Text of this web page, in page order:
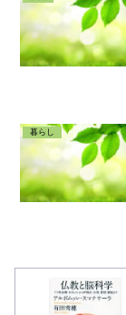
暮らし